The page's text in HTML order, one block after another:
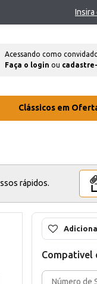
Insira
Acessando como
Faça o login ou
Clássicos em
rápidos.
Compativel